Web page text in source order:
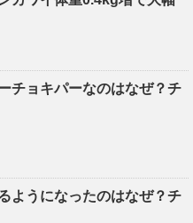
チョキパーなのはなぜ？チ
ようになったのはなぜ？チ